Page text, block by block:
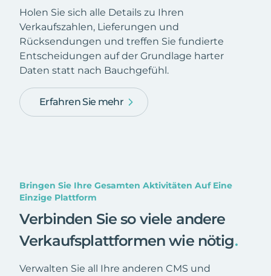
Holen Sie sich alle Details zu Ihren
Verkaufszahlen, Lieferungen und
Rücksendungen und treffen Sie fundierte
Entscheidungen auf der Grundlage harter
Daten statt nach Bauchgefühl.
Erfahren Sie mehr
Bringen Sie Ihre Gesamten Aktivitäten Auf Eine
Einzige Plattform
Verbinden Sie so viele andere
Verkaufsplattformen wie nötig.
Verwalten Sie all Ihre anderen CMS und